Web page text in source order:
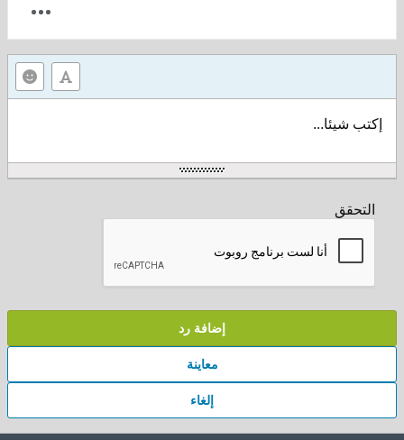
إكتب شيئا...
التحقق
إضافة رد
معاينة
إلغاء